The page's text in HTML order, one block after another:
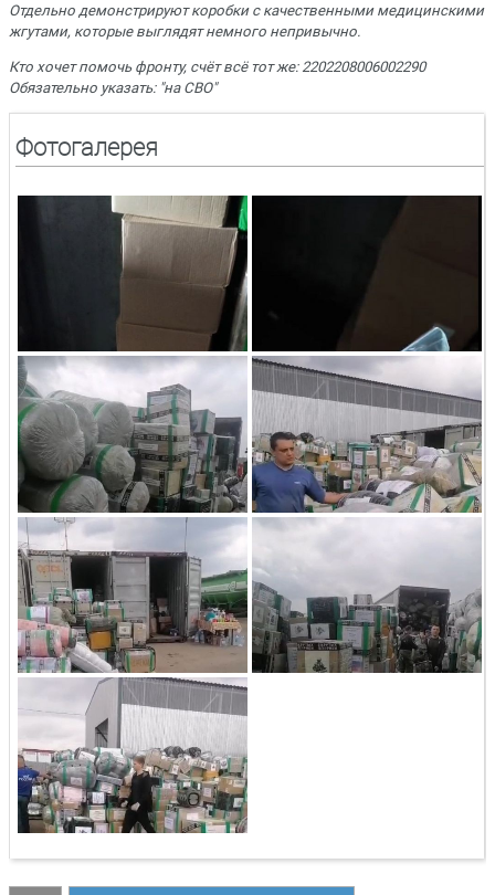
Отдельно демонстрируют коробки с качественными медицинскими
жгутами, которые выглядят немного непривычно.
Кто хочет помочь фронту, счёт всё тот же: 2202208006002290
Обязательно указать: "на СВО"
Фотогалерея